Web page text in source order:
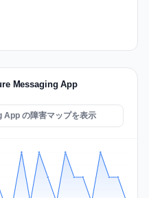
Messaging App
の障害マップを表示